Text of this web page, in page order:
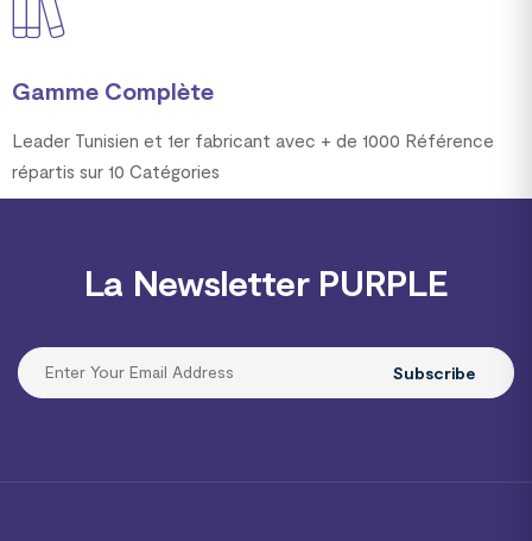
Gamme Complète
Leader Tunisien et 1er fabricant avec + de 1000 Référence
répartis sur 10 Catégories
La Newsletter PURPLE
Subscribe